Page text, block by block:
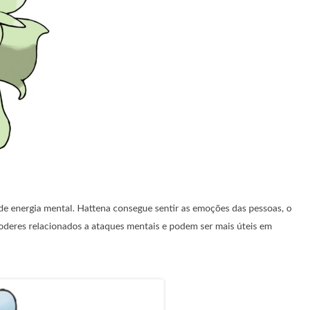
mental. Hattena consegue sentir as emoções das pessoas, o
relacionados a ataques mentais e podem ser mais úteis em